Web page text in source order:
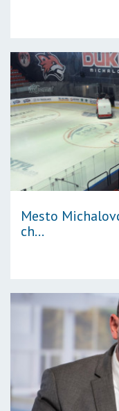
Mesto
ch...